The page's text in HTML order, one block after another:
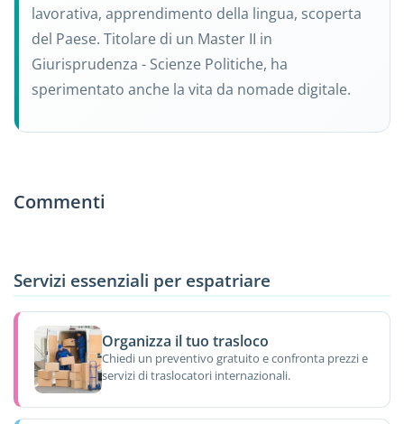
lavorativa, apprendimento della lingua, scoperta
del Paese. Titolare di un Master II in
Giurisprudenza - Scienze Politiche, ha
sperimentato anche la vita da nomade digitale.
Commenti
Servizi essenziali per espatriare
Organizza il tuo trasloco
Chiedi un preventivo gratuito e confronta prezzi e
servizi di traslocatori internazionali.